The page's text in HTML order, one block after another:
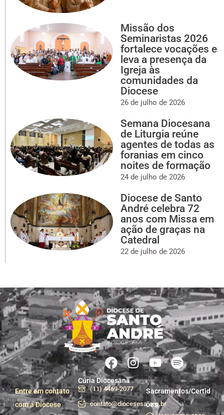
Missão dos
Seminaristas 2026
fortalece vocações e
leva a presença da
Igreja às
comunidades da
Diocese
26 de julho de 2026
Semana Diocesana
de Liturgia reúne
agentes de todas as
foranias em cinco
noites de formação
24 de julho de 2026
Diocese de Santo
André celebra 72
anos com Missa em
ação de graças na
Catedral
22 de julho de 2026
Entre em contato
com a Diocese
Cúria Diocesana
(11) 4469-2077
contato@diocesesa.org.br
Sacramentos/Certid
ões